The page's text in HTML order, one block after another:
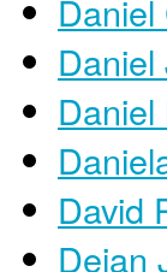
Daniel
Daniel
David
Dejan